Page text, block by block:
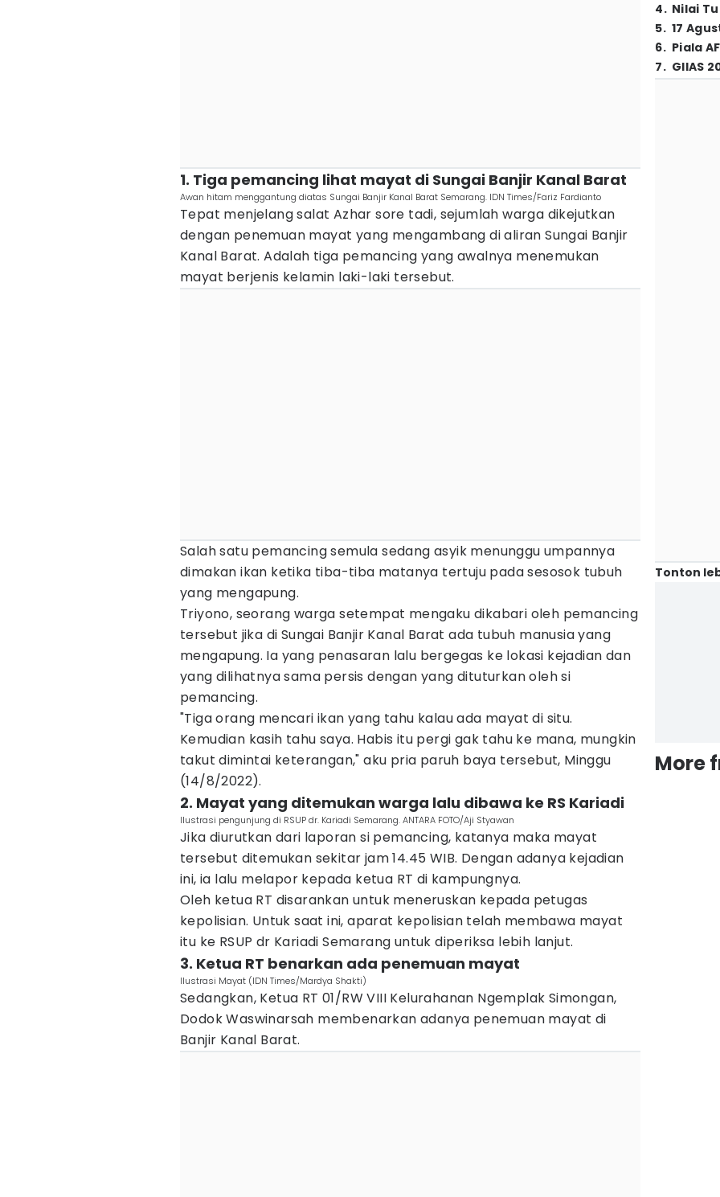
1. Tiga pemancing lihat mayat di Sungai Banjir Kanal Barat
Awan hitam menggantung diatas Sungai Banjir Kanal Barat Semarang. IDN Times/Fariz Fardianto
Tepat menjelang salat Azhar sore tadi, sejumlah warga dikejutkan
dengan penemuan mayat yang mengambang di aliran Sungai Banjir
Kanal Barat. Adalah tiga pemancing yang awalnya menemukan
mayat berjenis kelamin laki-laki tersebut.
Salah satu pemancing semula sedang asyik menunggu umpannya
dimakan ikan ketika tiba-tiba matanya tertuju pada sesosok tubuh
yang mengapung.
Triyono, seorang warga setempat mengaku dikabari oleh pemancing
tersebut jika di Sungai Banjir Kanal Barat ada tubuh manusia yang
mengapung. Ia yang penasaran lalu bergegas ke lokasi kejadian dan
yang dilihatnya sama persis dengan yang dituturkan oleh si
pemancing.
"Tiga orang mencari ikan yang tahu kalau ada mayat di situ.
Kemudian kasih tahu saya. Habis itu pergi gak tahu ke mana, mungkin
takut dimintai keterangan," aku pria paruh baya tersebut, Minggu
(14/8/2022).
2. Mayat yang ditemukan warga lalu dibawa ke RS Kariadi
Ilustrasi pengunjung di RSUP dr. Kariadi Semarang. ANTARA FOTO/Aji Styawan
Jika diurutkan dari laporan si pemancing, katanya maka mayat
tersebut ditemukan sekitar jam 14.45 WIB. Dengan adanya kejadian
ini, ia lalu melapor kepada ketua RT di kampungnya.
Oleh ketua RT disarankan untuk meneruskan kepada petugas
kepolisian. Untuk saat ini, aparat kepolisian telah membawa mayat
itu ke RSUP dr Kariadi Semarang untuk diperiksa lebih lanjut.
3. Ketua RT benarkan ada penemuan mayat
Ilustrasi Mayat (IDN Times/Mardya Shakti)
Sedangkan, Ketua RT 01/RW VIII Kelurahanan Ngemplak Simongan,
Dodok Waswinarsah membenarkan adanya penemuan mayat di
Banjir Kanal Barat.
4. Nilai
5. 17
6. Piala
7. GIIAS
Tonton
More